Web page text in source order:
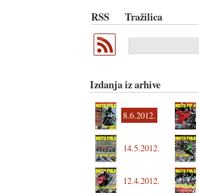
RSS Tražilica
Izdanja iz arhive
8.6.2012.
14.5.2012.
12.4.2012.